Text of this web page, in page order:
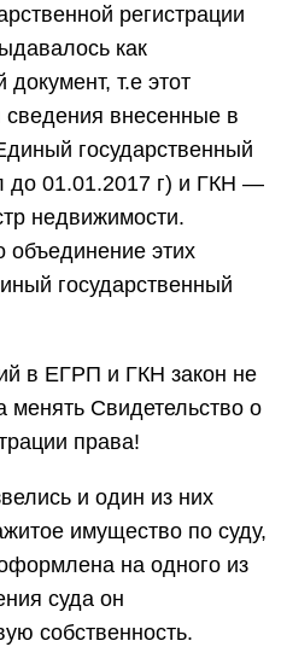
регистрации
как
т.е этот
внесенные в
государственный
до 01.01.2017 г) и ГКН —
недвижимости.
объединение этих
государственный
в ЕГРП и ГКН закон не
менять Свидетельство о
права!
и один из них
имущество по суду,
на одного из
суда он
собственность.